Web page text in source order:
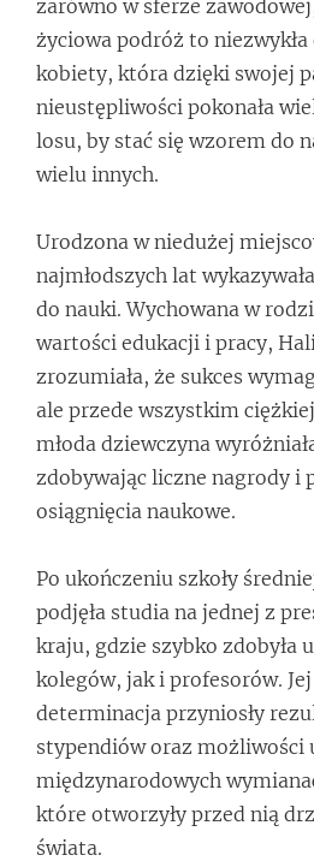
zarówno w sferze
życiowa podróż to niezwykła
kobiety, która dzięki swojej
nieustępliwości pokonała
losu, by stać się wzorem do
wielu innych.
Urodzona w niedużej
najmłodszych lat
do nauki. Wychowana w
wartości edukacji i pracy,
zrozumiała, że sukces
ale przede wszystkim
młoda dziewczyna
zdobywając liczne nagrody i
osiągnięcia naukowe.
Po ukończeniu szkoły
podjęła studia na jednej z
kraju, gdzie szybko zdobyła
kolegów, jak i profesorów.
determinacja przyniosły
stypendiów oraz możliwości
międzynarodowych
które otworzyły przed nią
świata.